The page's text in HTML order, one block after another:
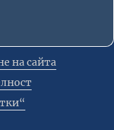
на сайта